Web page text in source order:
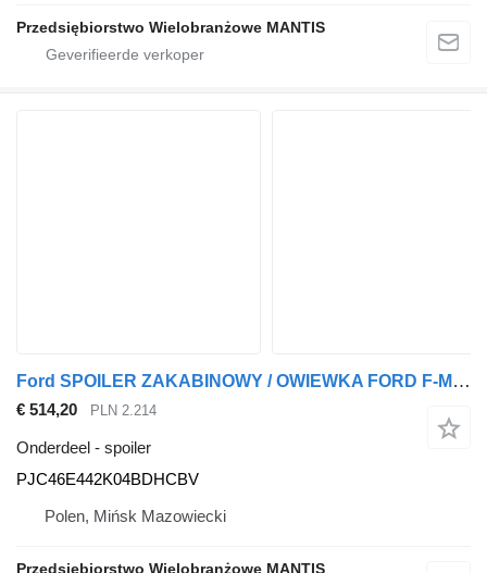
Przedsiębiorstwo Wielobranżowe MANTIS
Ford SPOILER ZAKABINOWY / OWIEWKA FORD F-MAX 500 EURO6 PRAWY PJC46E44 PJC46E442K04BDHCBV voor trekker
€ 514,20 PLN 2.214
Onderdeel - spoiler
PJC46E442K04BDHCBV
Polen, Mińsk Mazowiecki
Przedsiębiorstwo Wielobranżowe MANTIS